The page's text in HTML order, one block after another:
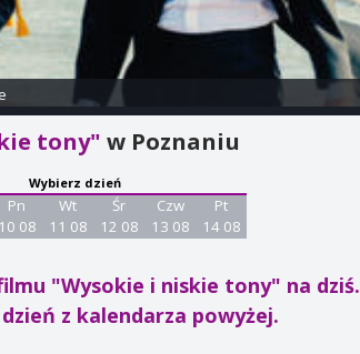
tony"w Poznaniu
Wybierz dzień
Pn
10 08
Wt
11 08
Śr
12 08
Czw
13 08
Pt
14 08
"Wysokie i niskie tony" na dziś.
z kalendarza powyżej.